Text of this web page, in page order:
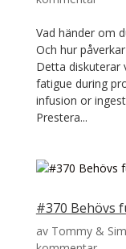
Vad händer om
Och hur
Detta diskuterar
fatigue during
infusion or
Prestera...
#370 Behövs
av Tommy &